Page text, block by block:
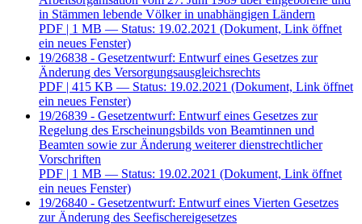
in Stämmen lebende Völker in unabhängigen Ländern
PDF | 1 MB — Status: 19.02.2021 (Dokument, Link öffnet
ein neues Fenster)
19/26838 - Gesetzentwurf: Entwurf eines Gesetzes zur
Änderung des Versorgungsausgleichsrechts
PDF | 415 KB — Status: 19.02.2021 (Dokument, Link öffnet
ein neues Fenster)
19/26839 - Gesetzentwurf: Entwurf eines Gesetzes zur
Regelung des Erscheinungsbilds von Beamtinnen und
Beamten sowie zur Änderung weiterer dienstrechtlicher
Vorschriften
PDF | 1 MB — Status: 19.02.2021 (Dokument, Link öffnet
ein neues Fenster)
19/26840 - Gesetzentwurf: Entwurf eines Vierten Gesetzes
zur Änderung des Seefischereigesetzes